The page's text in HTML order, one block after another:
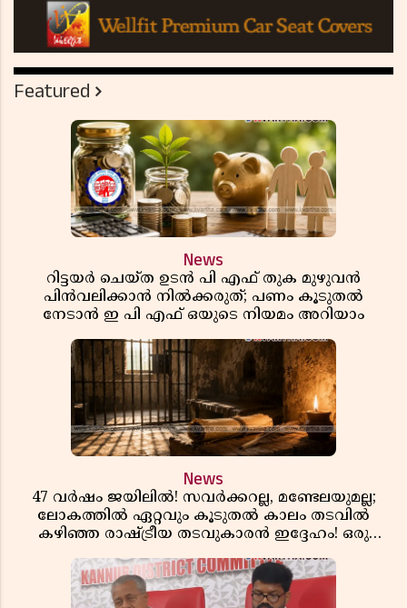
Featured
News
റിട്ടയർ ചെയ്ത ഉടൻ പി എഫ് തുക മുഴുവൻ
പിൻവലിക്കാൻ നിൽക്കരുത്; പണം കൂടുതൽ
നേടാൻ ഇ പി എഫ് ഒയുടെ നിയമം അറിയാം
News
47 വർഷം ജയിലിൽ! സവർക്കറല്ല, മണ്ടേലയുമല്ല;
ലോകത്തിൽ ഏറ്റവും കൂടുതൽ കാലം തടവിൽ
കഴിഞ്ഞ രാഷ്ട്രീയ തടവുകാരൻ ഇദ്ദേഹം! ഒരു